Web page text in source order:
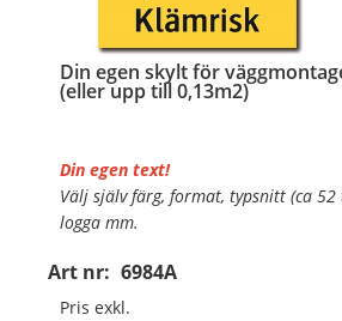
Din egen skylt för
(eller upp till 0,13m2)
Art nr: 6984A
Din egen text!
Välj själv färg, format, typsnitt (ca 52
logga mm.
Material:Plan aluminium, 0,7mm
Mått:297x420mm (eller annat
Pris exkl.